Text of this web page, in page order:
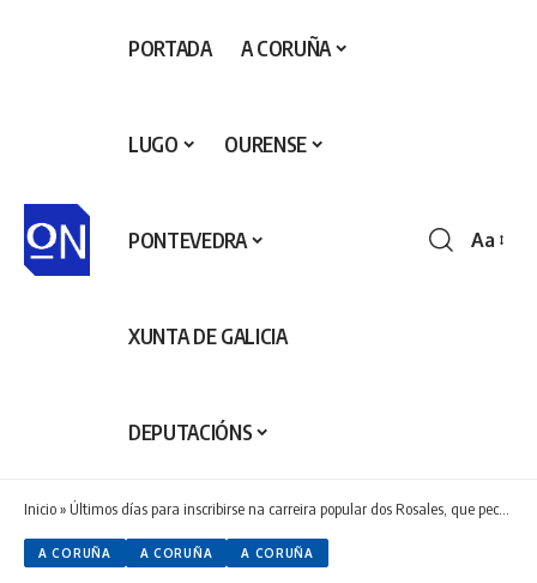
PORTADA A CORUÑA
LUGO OURENSE
PONTEVEDRA
XUNTA DE GALICIA
DEPUTACIÓNS
Aa
Inicio» Últimos días para inscribirse na carreira popular dos Rosales, que pechará a primeira parte da tempada de Coruña Corre o domingo 31 de maio
A CORUÑA A CORUÑA A CORUÑA